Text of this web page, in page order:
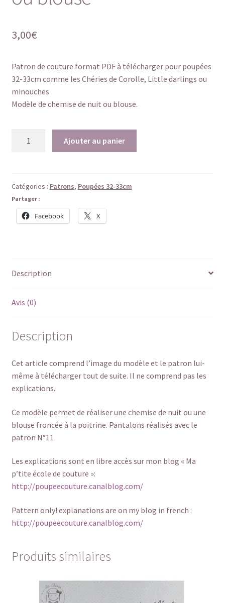
3,00€
Patron de couture format PDF à télécharger pour poupées
32-33cm comme les Chéries de Corolle, Little darlings ou
minouches
Modèle de chemise de nuit ou blouse.
Chemise
de
nuit
ou
Ajouter au panier
Catégories : Patrons, Poupées 32-33cm
Partager :
Facebook X
Description
Avis (0)
Description
Cet article comprend l’image du modèle et le patron lui-
même à télécharger tout de suite. Il ne comprend pas les
explications.
Ce modèle permet de réaliser une chemise de nuit ou une
blouse froncée à la poitrine. Pantalons réalisés avec le
patron N°11
Les explications sont en libre accès sur mon blog « Ma
p’tite école de couture »:
http://poupeecouture.canalblog.com/
Pattern only! explanations are on my blog in french :
http://poupeecouture.canalblog.com/
Produits similaires